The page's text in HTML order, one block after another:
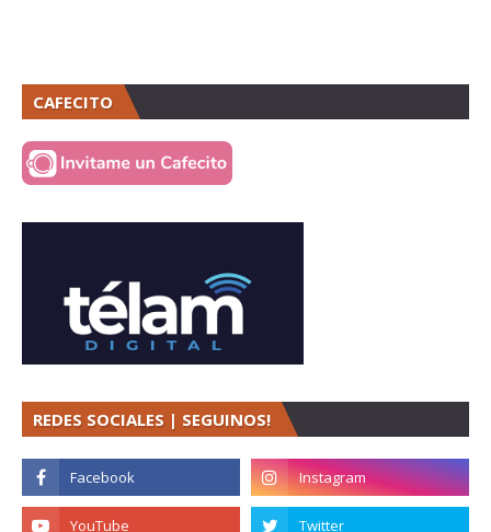
CAFECITO
REDES SOCIALES | SEGUINOS!